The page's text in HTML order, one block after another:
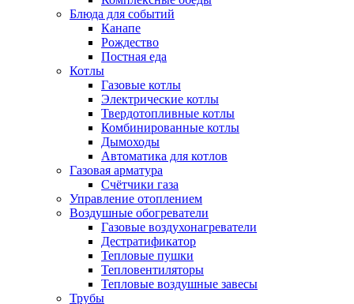
Блюда для событий
Канапе
Рождество
Постная еда
Котлы
Газовые котлы
Электрические котлы
Твердотопливные котлы
Комбинированные котлы
Дымоходы
Автоматика для котлов
Газовая арматура
Счётчики газа
Управление отоплением
Воздушные обогреватели
Газовые воздухонагреватели
Дестратификатор
Тепловые пушки
Тепловентиляторы
Тепловые воздушные завесы
Трубы